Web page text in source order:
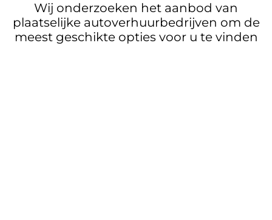
Wij onderzoeken het aanbod van
plaatselijke autoverhuurbedrijven om de
meest geschikte opties voor u te vinden